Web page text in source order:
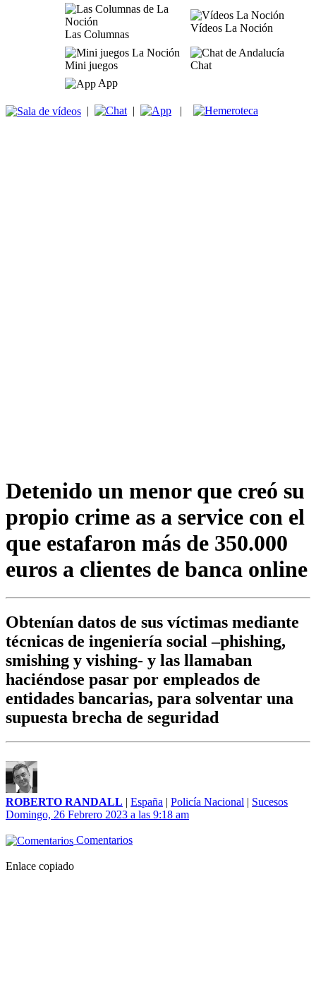
Las Columnas
Vídeos La Noción
Mini juegos
Chat
App
| | |
Detenido un menor que creó su
propio crime as a service con el
que estafaron más de 350.000
euros a clientes de banca online
Obtenían datos de sus víctimas mediante
técnicas de ingeniería social –phishing,
smishing y vishing- y las llamaban
haciéndose pasar por empleados de
entidades bancarias, para solventar una
supuesta brecha de seguridad
ROBERTO RANDALL | España | Policía Nacional | Sucesos
Domingo, 26 Febrero 2023 a las 9:18 am
Comentarios
Enlace copiado